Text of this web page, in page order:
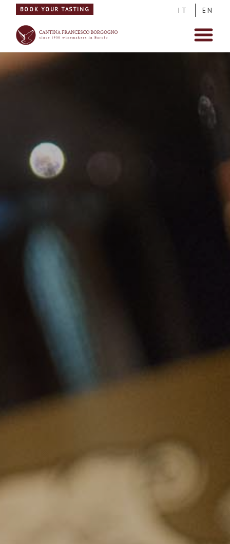
BOOK YOUR TASTING IT EN